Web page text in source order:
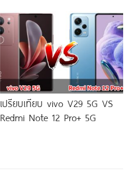
เปรียบเทียบ vivo V29 5G VS
Redmi Note 12 Pro+ 5G